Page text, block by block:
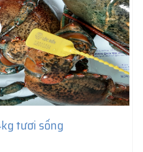
tươi sống